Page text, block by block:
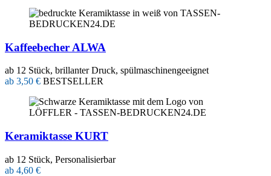
Kaffeebecher ALWA
ab 12 Stück, brillanter Druck, spülmaschinengeeignet
ab 3,50 € BESTSELLER
Keramiktasse KURT
ab 12 Stück, Personalisierbar
ab 4,60 €